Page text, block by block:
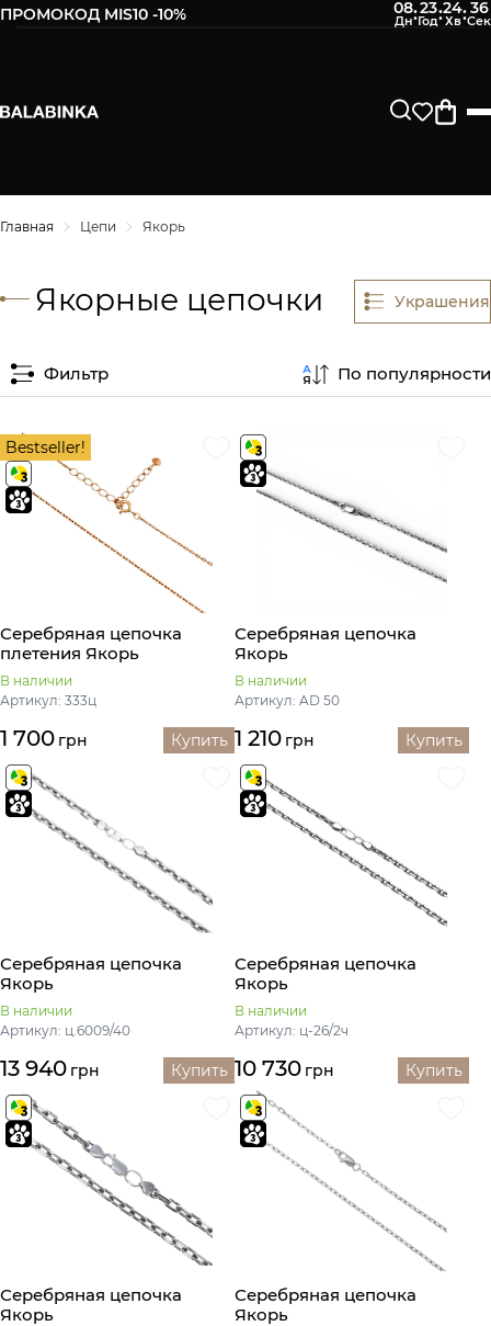
ПРОМОКОД MIS10 -10% 08:23:24:36
Главная Цепи Якорь
Якорные цепочки Украшения
Фильтр По популярности
Bestseller!
Серебряная цепочка
плетения Якорь
В наличии
Артикул: 333ц
1 700 грн Купить
Серебряная цепочка
Якорь
В наличии
Артикул: AD 50
1 210 грн Купить
Серебряная цепочка
Якорь
В наличии
Артикул: ц.6009/40
13 940 грн Купить
Серебряная цепочка
Якорь
В наличии
Артикул: ц-26/2ч
10 730 грн Купить
Серебряная цепочка
Якорь
Серебряная цепочка
Якорь